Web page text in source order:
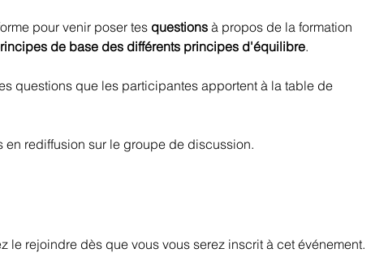
pour venir poser tes questions à propos de la formation
de base des différents principes d'équilibre.
questions que les participantes apportent à la table de
rediffusion sur le groupe de discussion.
le rejoindre dès que vous vous serez inscrit à cet événement.